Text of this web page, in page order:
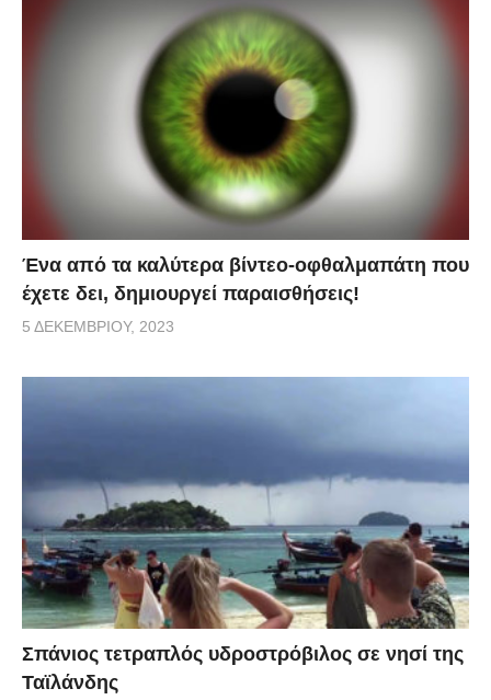
Ένα από τα καλύτερα βίντεο-οφθαλμαπάτη που
έχετε δει, δημιουργεί παραισθήσεις!
5 ΔΕΚΕΜΒΡΊΟΥ, 2023
Σπάνιος τετραπλός υδροστρόβιλος σε νησί της
Ταϊλάνδης